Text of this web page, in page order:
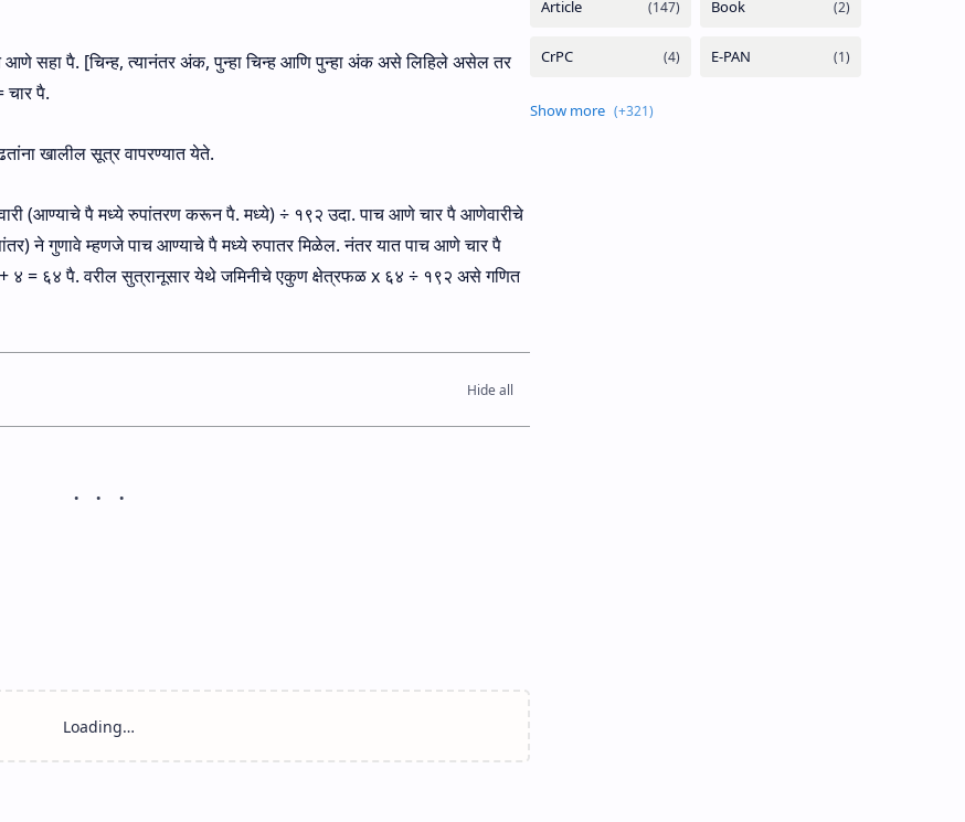
आणे सहा पै. [चिन्‍ह, त्‍यानंतर अंक, पुन्‍हा चिन्‍ह आणि पुन्‍हा अंक असे लिहिले असेल तर
चार पै.
खालील सूत्र वापरण्‍यात येते.
(आण्‍याचे पै मध्‍ये रुपांतरण करून पै. मध्ये) ÷ १९२ उदा. पाच आणे चार पै आणेवारीचे
ने गुणावे म्‍हणजे पाच आण्‍याचे पै मध्‍ये रुपातर मिळेल. नंतर यात पाच आणे चार पै
+ ४ = ६४ पै. वरील सुत्रानूसार येथे जमिनीचे एकुण क्षेत्रफळ x ६४ ÷ १९२ असे गणित